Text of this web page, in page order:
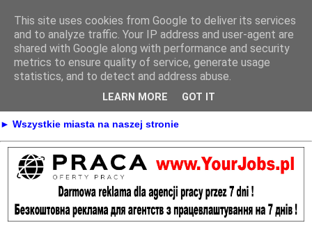
Praca
► KONTAKT ► REKLAMA
► Praca Oferty pracy na terenie całej Polski
► Wszystkie miasta na naszej stronie
This site uses cookies from Google to deliver its services
and to analyze traffic. Your IP address and user-agent are
shared with Google along with performance and security
metrics to ensure quality of service, generate usage
statistics, and to detect and address abuse.
LEARN MORE GOT IT